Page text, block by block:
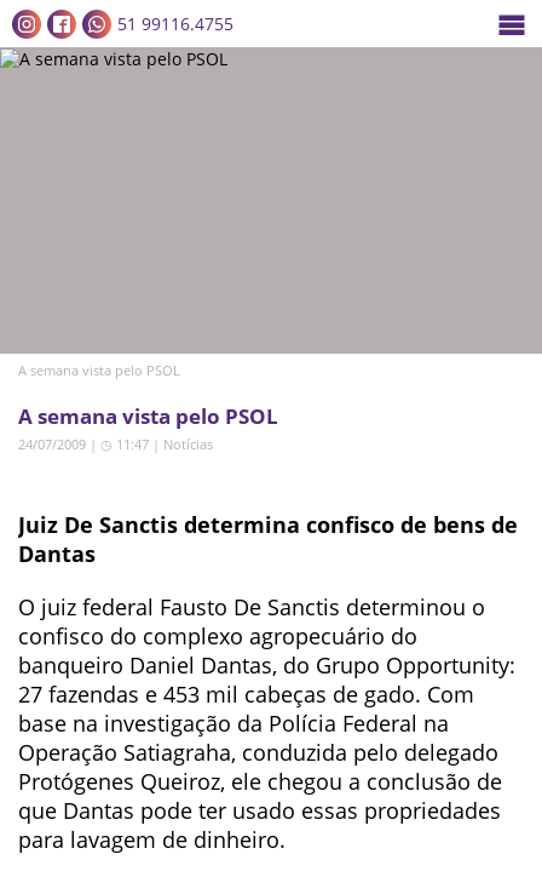
51 99116.4755
A semana vista pelo PSOL
A semana vista pelo PSOL
24/07/2009 | ◷ 11:47 | Notícias
Juiz De Sanctis determina confisco de bens de
Dantas
O juiz federal Fausto De Sanctis determinou o
confisco do complexo agropecuário do
banqueiro Daniel Dantas, do Grupo Opportunity:
27 fazendas e 453 mil cabeças de gado. Com
base na investigação da Polícia Federal na
Operação Satiagraha, conduzida pelo delegado
Protógenes Queiroz, ele chegou a conclusão de
que Dantas pode ter usado essas propriedades
para lavagem de dinheiro.